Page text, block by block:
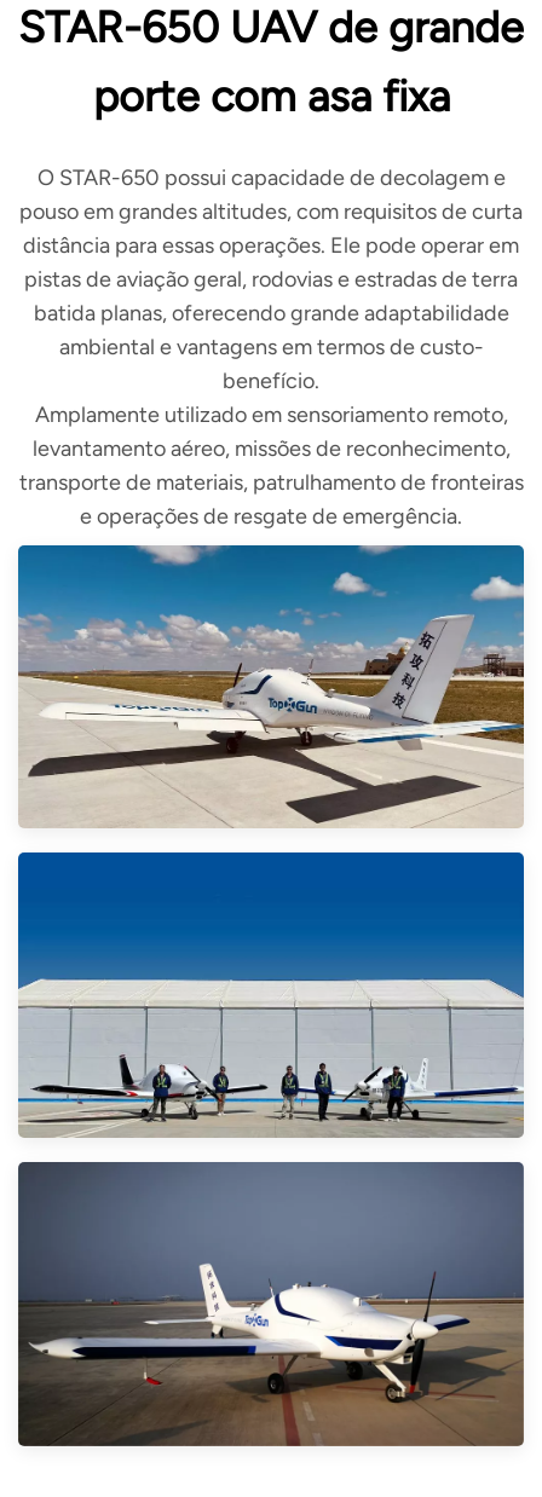
STAR-650 UAV de grande
porte com asa fixa
O STAR-650 possui capacidade de decolagem e
pouso em grandes altitudes, com requisitos de curta
distância para essas operações. Ele pode operar em
pistas de aviação geral, rodovias e estradas de terra
batida planas, oferecendo grande adaptabilidade
ambiental e vantagens em termos de custo-
benefício.
Amplamente utilizado em sensoriamento remoto,
levantamento aéreo, missões de reconhecimento,
transporte de materiais, patrulhamento de fronteiras
e operações de resgate de emergência.